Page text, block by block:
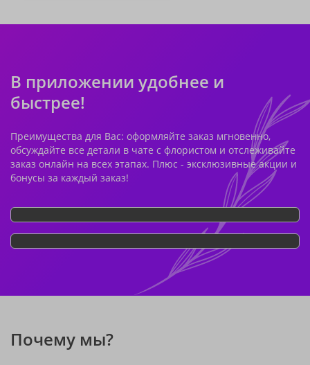
В приложении удобнее и
быстрее!
Преимущества для Вас: оформляйте заказ мгновенно,
обсуждайте все детали в чате с флористом и отслеживайте
заказ онлайн на всех этапах. Плюс - эксклюзивные акции и
бонусы за каждый заказ!
Почему мы?